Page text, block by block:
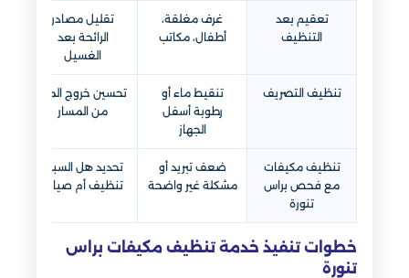
تعقيم بعد
التنظيف
غرف مغلقة،
أطفال، مكاتب
تقليل مصادر
الرائحة بعد
الغسيل
تنظيف التصريف
تنقيط ماء أو
رطوبة أسفل
الجهاز
تحسين خروج الماء
من المسار
تنظيف مكيفات
مع فحص براس
تنورة
ضعف تبريد أو
مشكلة غير واضحة
تحديد هل السبب
تنظيف أم صيانة
خطوات تنفيذ خدمة تنظيف مكيفات براس
تنورة